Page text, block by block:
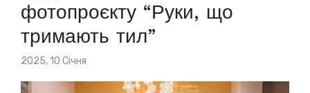
фотопроєкту “Руки, що
тримають тил”
Posted
2025, 10 Січня